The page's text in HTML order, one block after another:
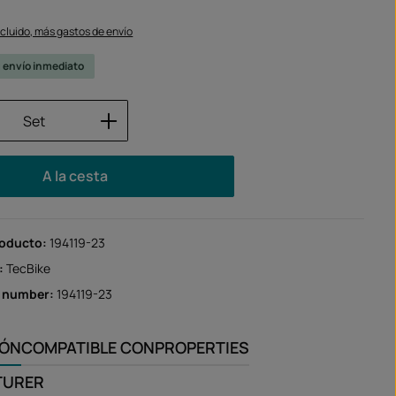
más gastos de envío
envío inmediato
del producto: introduce la cantidad
Set
A la cesta
194119-23
TecBike
194119-23
COMPATIBLE CONPROPERTIES